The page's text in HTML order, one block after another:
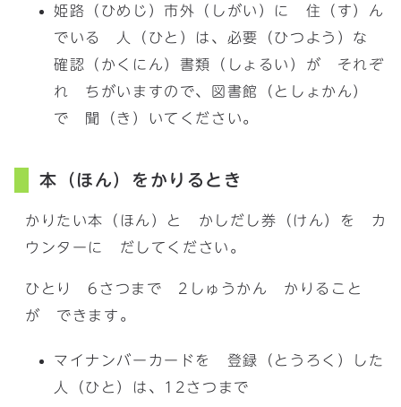
姫路（ひめじ）市外（しがい）に 住（す）ん
でいる 人（ひと）は、必要（ひつよう）な
確認（かくにん）書類（しょるい）が それぞ
れ ちがいますので、図書館（としょかん）
で 聞（き）いてください。
本（ほん）をかりるとき
かりたい本（ほん）と かしだし券（けん）を カ
ウンターに だしてください。
ひとり 6さつまで 2しゅうかん かりること
が できます。
マイナンバーカードを 登録（とうろく）した
人（ひと）は、12さつまで